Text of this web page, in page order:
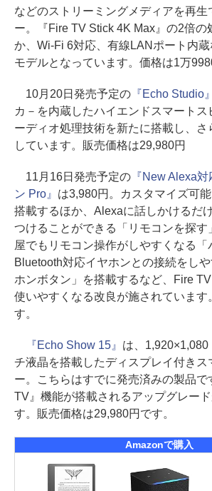
などのストリーミングメディアを再生
ー。『Fire TV Stick 4K Max』の2倍の
か、Wi-Fi 6対応、有線LANポート内
モデルとなっています。価格は1万
10月20日発売予定の『Echo Studio』
カ－を内蔵したハイエンドスマートス
ーディオ処理技術を新たに搭載し、さ
しています。販売価格は29,980円
11月16日発売予定の『New Alexa対
ン Pro』 は3,980円。カスタマイズ可
搭載するほか、Alexaに話しかけるだ
つけることができる「リモコンを探す
屋でもリモコン操作がしやすくなる「
Bluetooth対応イヤホンとの接続をし
ホンボタン」を搭載するなど、Fire
使いやすくなる改良が施されています
す。
『Echo Show 15』 は、
チ液晶を搭載したディスプレイ付きス
ー。こちらはすでに発売済みの製品で
TV』機能が搭載されるアップグレー
す。販売価格は29,980円です。
Amazonで購入